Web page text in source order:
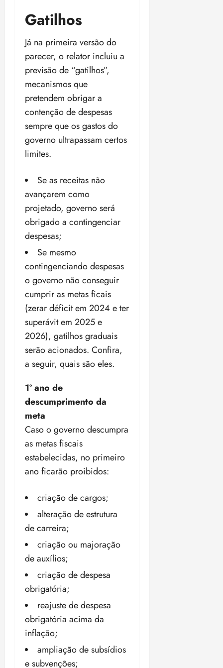
Gatilhos
Já na primeira versão do
parecer, o relator incluiu a
previsão de “gatilhos”,
mecanismos que
pretendem obrigar a
contenção de despesas
sempre que os gastos do
governo ultrapassam certos
limites.
Se as receitas não
avançarem como
projetado, governo será
obrigado a contingenciar
despesas;
Se mesmo
contingenciando despesas
o governo não conseguir
cumprir as metas ficais
(zerar déficit em 2024 e ter
superávit em 2025 e
2026), gatilhos graduais
serão acionados. Confira,
a seguir, quais são eles.
1º ano de
descumprimento da
meta
Caso o governo descumpra
as metas fiscais
estabelecidas, no primeiro
ano ficarão proibidos:
criação de cargos;
alteração de estrutura
de carreira;
criação ou majoração
de auxílios;
criação de despesa
obrigatória;
reajuste de despesa
obrigatória acima da
inflação;
ampliação de subsídios
e subvenções;